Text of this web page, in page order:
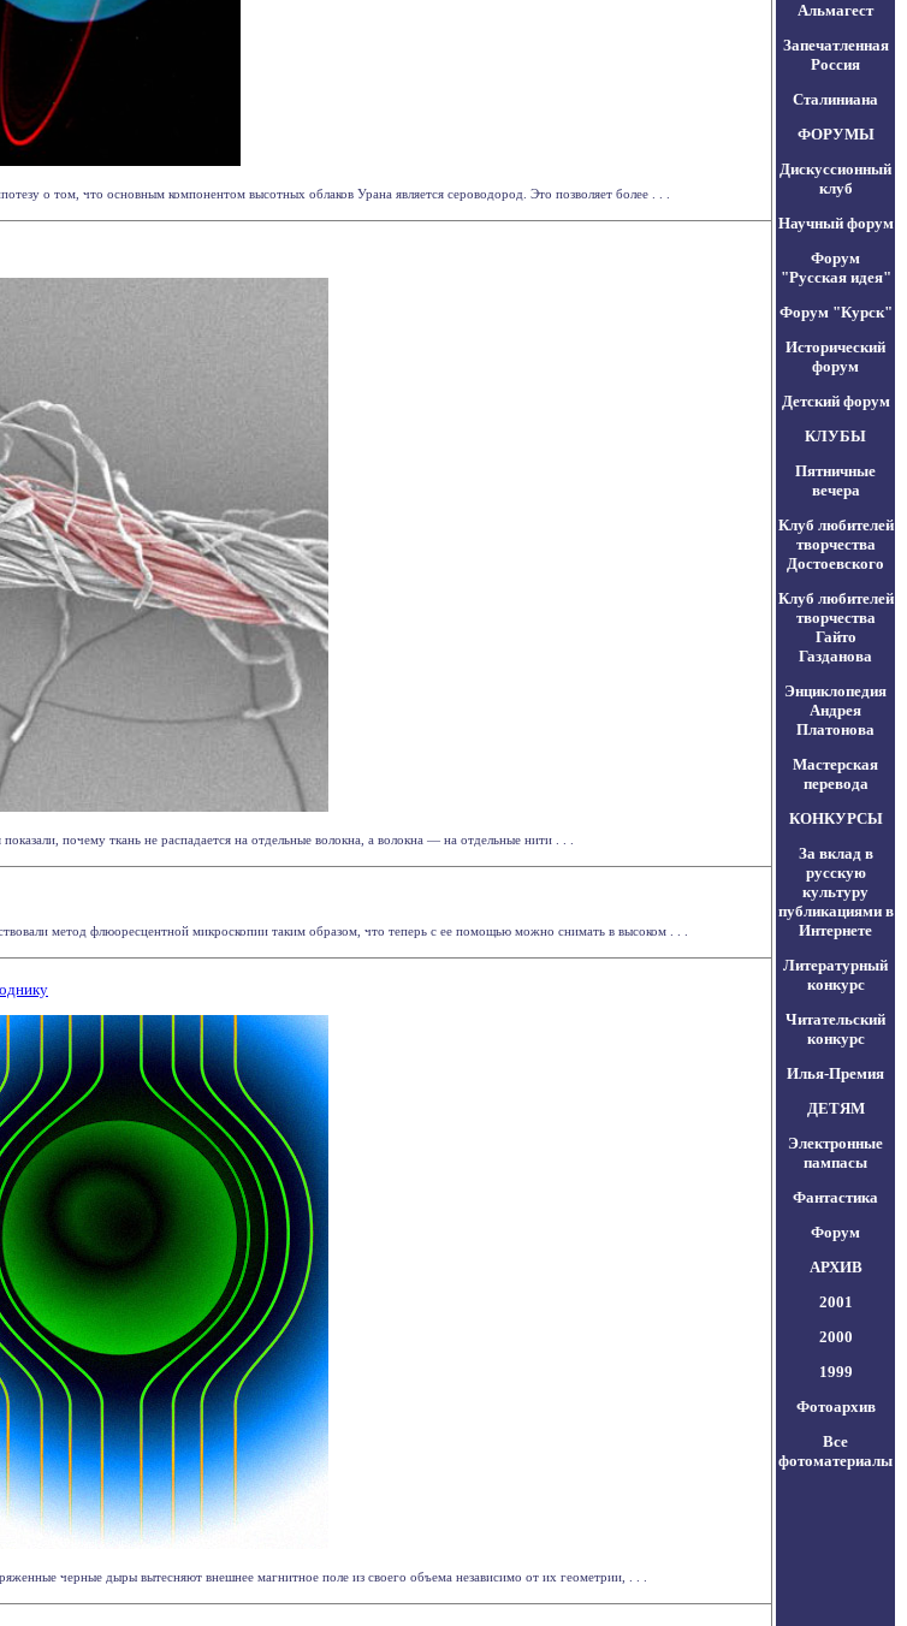
о том, что основным компонентом высотных облаков Урана является сероводород. Это позволяет более . . .
почему ткань не распадается на отдельные волокна, а волокна — на отдельные нити . . .
метод флюоресцентной микроскопии таким образом, что теперь с ее помощью можно снимать в высоком . . .
черные дыры вытесняют внешнее магнитное поле из своего объема независимо от их геометрии, . . .
Альмагест
Запечатленная
Россия
Сталиниана
ФОРУМЫ
Дискуссионный
клуб
Научный форум
Форум
"Русская идея"
Форум "Курск"
Исторический
форум
Детский форум
КЛУБЫ
Пятничные
вечера
Клуб любителей
творчества
Достоевского
Клуб любителей
творчества
Гайто
Газданова
Энциклопедия
Андрея
Платонова
Мастерская
перевода
КОНКУРСЫ
За вклад в
русскую
культуру
публикациями в
Интернете
Литературный
конкурс
Читательский
конкурс
Илья-Премия
ДЕТЯМ
Электронные
пампасы
Фантастика
Форум
АРХИВ
2001
2000
1999
Фотоархив
Все
фотоматериалы